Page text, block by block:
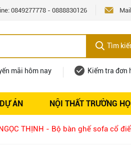
0849277778 - 0888830126
Tìm
mãi hôm nay Kiểm tra đơn
ÁN NỘI THẤT TRƯỜNG
THỊNH - Bộ bàn ghế sofa cổ